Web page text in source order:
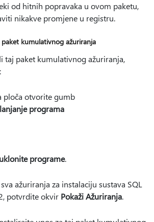
od hitnih popravaka u ovom paketu,
nikakve promjene u registru.
kumulativnog ažuriranja
taj paket kumulativnog ažuriranja,
ploča otvorite gumb
programa
programe.
ažuriranja za instalaciju sustava SQL
potvrdite okvir Pokaži Ažuriranja.